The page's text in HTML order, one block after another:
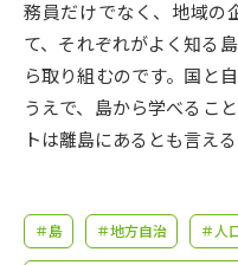
新生活お役立ちガイド
学問発
大学で学びたい学問発見
務員だけでなく、地域の
て、それぞれがよく知る
ら取り組むのです。国と
うえで、島から学べるこ
トは離島にあるとも言える
＃島 ＃地方自治 ＃人